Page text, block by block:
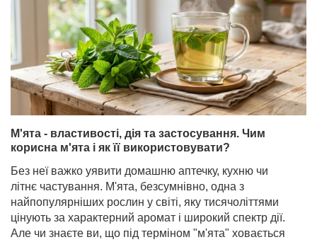
М'ята - властивості, дія та застосування. Чим
корисна м'ята і як її використовувати?
Без неї важко уявити домашню аптечку, кухню чи
літнє частування. М'ята, безсумнівно, одна з
найпопулярніших рослин у світі, яку тисячоліттями
цінують за характерний аромат і широкий спектр дії.
Але чи знаєте ви, що під терміном "м'ята" ховається